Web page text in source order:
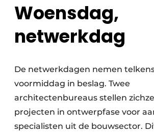
Woensdag,
netwerkdag
De netwerkdagen nemen
voormiddag in beslag. Twee
architectenbureaus stellen
projecten in ontwerpfase voor
specialisten uit de bouwsector.